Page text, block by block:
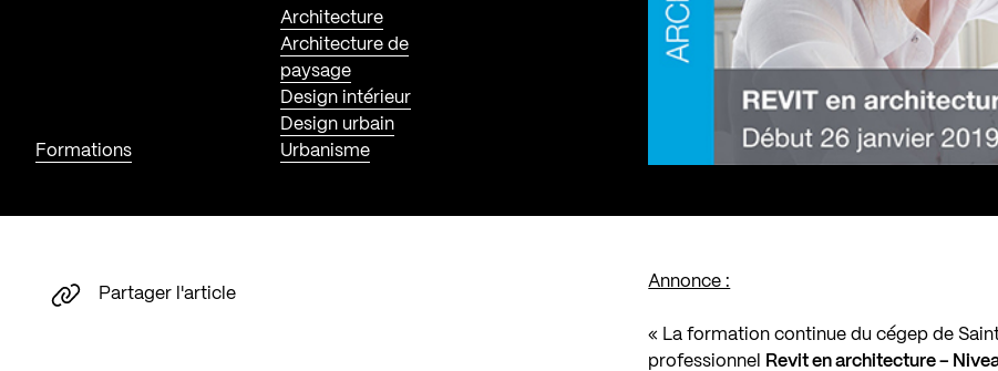
Formations
Architecture
Architecture de
paysage
Design intérieur
Design urbain
Urbanisme
Annonce :
« La formation continue du cégep de
professionnel
Revit en architecture –
Partager l'article